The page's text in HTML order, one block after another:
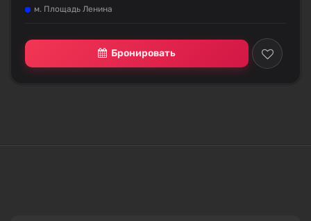
м. Площадь Ленина
Бронировать